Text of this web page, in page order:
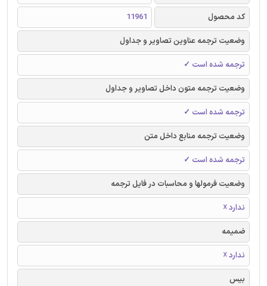
کد محصول
11961
وضعیت ترجمه عناوین تصاویر و جداول
ترجمه شده است ✓
وضعیت ترجمه متون داخل تصاویر و جداول
ترجمه شده است ✓
وضعیت ترجمه منابع داخل متن
ترجمه شده است ✓
وضعیت فرمولها و محاسبات در فایل ترجمه
ندارد ☓
ضمیمه
ندارد ☓
بیس